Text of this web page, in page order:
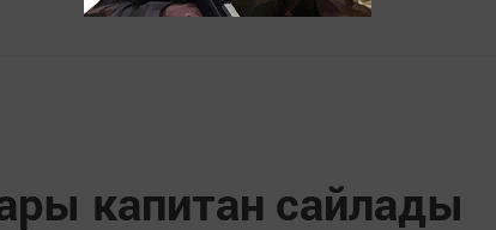
капитан сайлады